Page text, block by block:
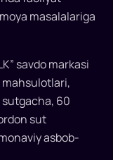
masalalariga
savdo markasi
60
sut
asbob-